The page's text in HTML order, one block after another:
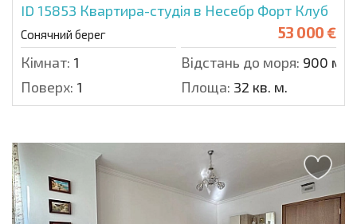
ID 15853 Квартира-студія в Несебр Форт Клуб
Сонячний берег 53 000 €
Кімнат: 1 Відстань до моря: 900 м.
Поверх: 1 Площа: 32 кв. м.